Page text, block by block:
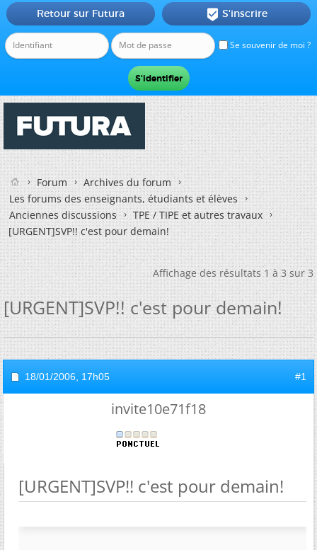
Se souvenir de moi ?
Retour sur Futura  S'inscrire
Forum
Archives du forum
Les forums des enseignants, étudiants et élèves
Anciennes discussions
TPE / TIPE et autres travaux
[URGENT]SVP!! c'est pour demain!
Affichage des résultats 1 à 3 sur 3
[URGENT]SVP!! c'est pour demain!
18/01/2006, 17h05 #1
invite10e71f18
[URGENT]SVP!! c'est pour demain!